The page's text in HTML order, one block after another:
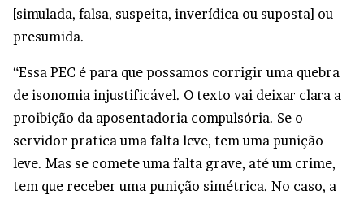
[simulada, falsa, suspeita, inverídica ou suposta] ou
presumida.
“Essa PEC é para que possamos corrigir uma quebra
de isonomia injustificável. O texto vai deixar clara a
proibição da aposentadoria compulsória. Se o
servidor pratica uma falta leve, tem uma punição
leve. Mas se comete uma falta grave, até um crime,
tem que receber uma punição simétrica. No caso, a